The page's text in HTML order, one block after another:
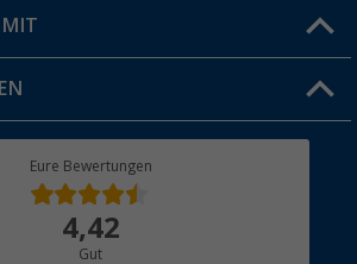
MIT
Eure Bewertungen
4,42
Gut